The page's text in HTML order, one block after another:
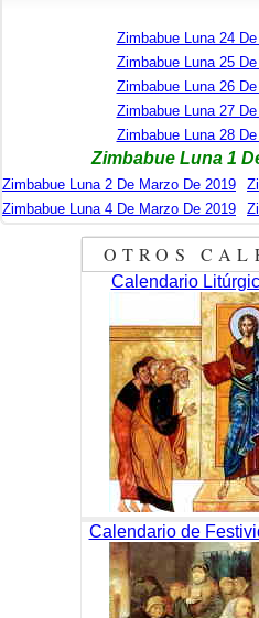
Zimbabue Luna 24
Zimbabue Luna 25
Zimbabue Luna 26
Zimbabue Luna 27
Zimbabue Luna 28
Zimbabue Luna 1
Zimbabue Luna 2 De Marzo De 2019
Zimbabue Luna 4 De Marzo De 2019
OTROS
Calendario
Calendario de